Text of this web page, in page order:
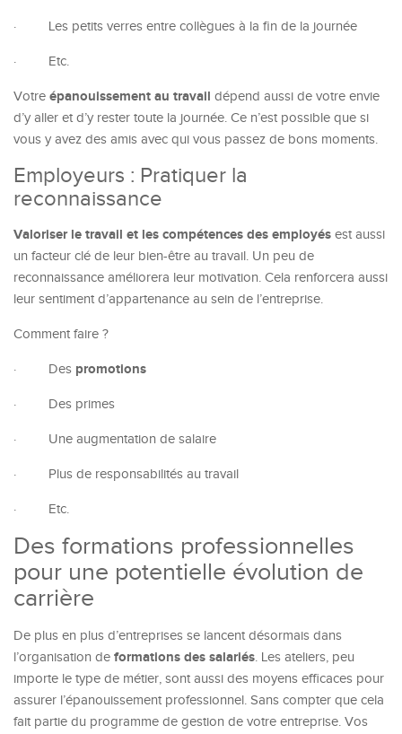
· Les petits verres entre collègues à la fin de la journée
· Etc.
Votre épanouissement au travail dépend aussi de votre envie
d’y aller et d’y rester toute la journée. Ce n’est possible que si
vous y avez des amis avec qui vous passez de bons moments.
Employeurs : Pratiquer la
reconnaissance
Valoriser le travail et les compétences des employés est aussi
un facteur clé de leur bien-être au travail. Un peu de
reconnaissance améliorera leur motivation. Cela renforcera aussi
leur sentiment d’appartenance au sein de l’entreprise.
Comment faire ?
· Des promotions
· Des primes
· Une augmentation de salaire
· Plus de responsabilités au travail
· Etc.
Des formations professionnelles
pour une potentielle évolution de
carrière
De plus en plus d’entreprises se lancent désormais dans
l’organisation de formations des salariés. Les ateliers, peu
importe le type de métier, sont aussi des moyens efficaces pour
assurer l’épanouissement professionnel. Sans compter que cela
fait partie du programme de gestion de votre entreprise. Vos